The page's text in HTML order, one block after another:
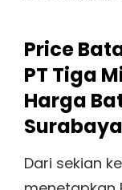
Price
PT Tiga
Harga
Surabaya
Dari sekian